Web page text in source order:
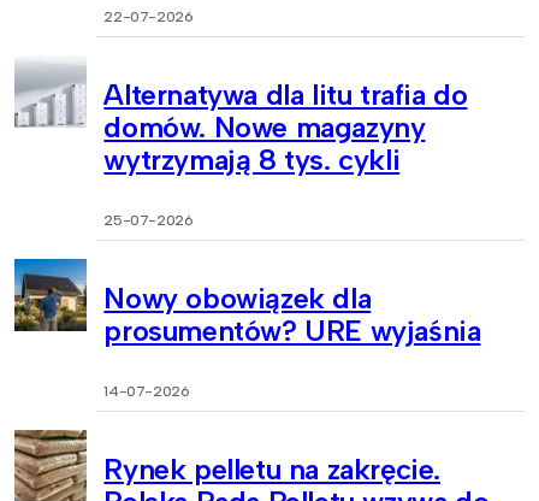
22-07-2026
Alternatywa dla litu trafia do
domów. Nowe magazyny
wytrzymają 8 tys. cykli
25-07-2026
Nowy obowiązek dla
prosumentów? URE wyjaśnia
14-07-2026
Rynek pelletu na zakręcie.